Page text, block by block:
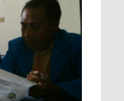
Cek
Kapal Wisata
di Perairan